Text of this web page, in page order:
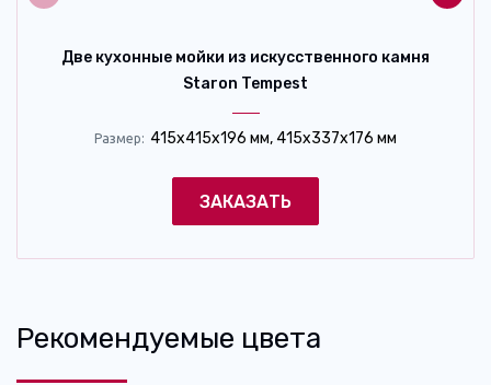
Две кухонные мойки из искусственного камня
Staron Tempest
Размер: 415x415x196 мм, 415x337x176 мм
ЗАКАЗАТЬ
Рекомендуемые цвета